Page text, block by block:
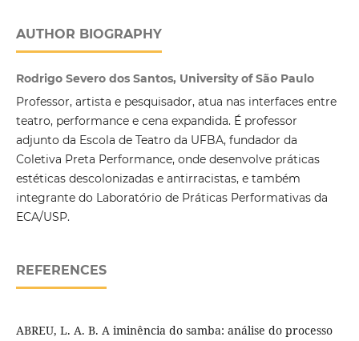
AUTHOR BIOGRAPHY
Rodrigo Severo dos Santos, University of São Paulo
Professor, artista e pesquisador, atua nas interfaces entre
teatro, performance e cena expandida. É professor
adjunto da Escola de Teatro da UFBA, fundador da
Coletiva Preta Performance, onde desenvolve práticas
estéticas descolonizadas e antirracistas, e também
integrante do Laboratório de Práticas Performativas da
ECA/USP.
REFERENCES
ABREU, L. A. B. A iminência do samba: análise do processo